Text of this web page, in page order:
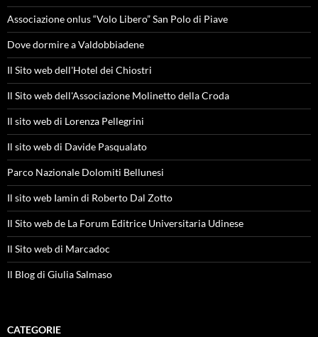
Associazione onlus “Volo Libero” San Polo di Piave
Dove dormire a Valdobbiadene
Il Sito web dell'Hotel dei Chiostri
Il Sito web dell'Associazione Molinetto della Croda
Il sito web di Lorenza Pellegrini
Il sito web di Davide Pasqualato
Parco Nazionale Dolomiti Bellunesi
Il sito web Iamin di Roberto Dal Zotto
Il Sito web de La Forum Editrice Universitaria Udinese
Il Sito web di Marcadoc
Il Blog di Giulia Salmaso
CATEGORIE